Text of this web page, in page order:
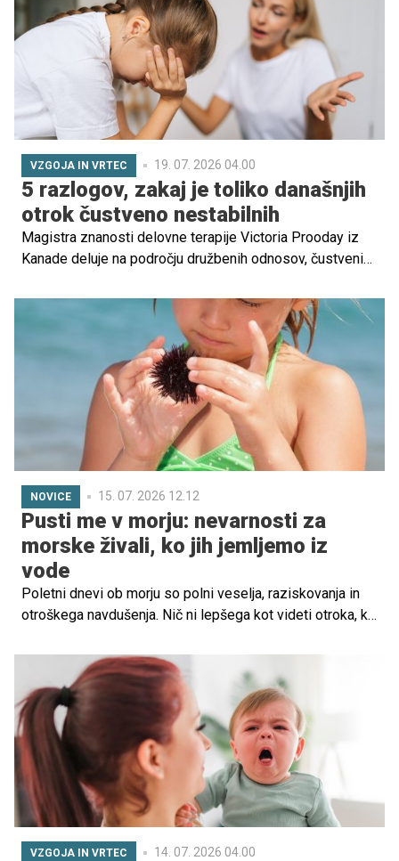
VZGOJA IN VRTEC 19. 07. 2026 04.00
5 razlogov, zakaj je toliko današnjih
otrok čustveno nestabilnih
Magistra znanosti delovne terapije Victoria Prooday iz
Kanade deluje na področju družbenih odnosov, čustvenih
z otroki je ugotovila padec čustvenega, akademskega in
družbenega delovanja otrok. Zakaj je temu tako, razlaga v
NOVICE 15. 07. 2026 12.12
Pusti me v morju: nevarnosti za
morske živali, ko jih jemljemo iz
vode
Poletni dnevi ob morju so polni veselja, raziskovanja in
otroškega navdušenja. Nič ni lepšega kot videti otroka, ki
odkriva premikajočo se morsko zvezdo. Vendar pa lahko
to neškodljivo zanimanje hitro postane nevarno za živali,
če nismo pozorni.
VZGOJA IN VRTEC 14. 07. 2026 04.00